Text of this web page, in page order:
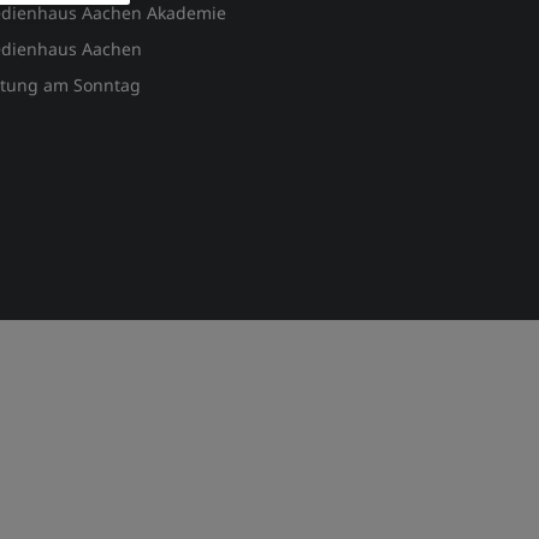
Aachen Akademie
Aachen
am Sonntag